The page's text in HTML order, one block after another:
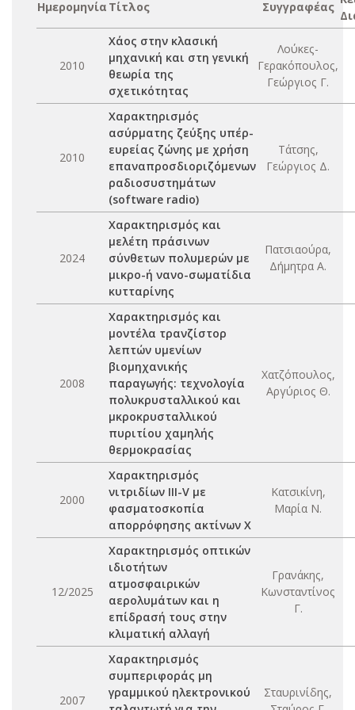
Ημερομηνία Τίτλος Συγγραφέας
2010
Χάος στην κλασική
μηχανική και στη γενική
θεωρία της
σχετικότητας
Λούκες-
Γερακόπουλος,
Γεώργιος Γ.
2010
Χαρακτηρισμός
ασύρματης ζεύξης υπέρ-
ευρείας ζώνης με χρήση
επαναπροσδιοριζόμενων
ραδιοσυστημάτων
(software radio)
Τάτσης,
Γεώργιος Δ.
2024
Χαρακτηρισμός και
μελέτη πράσινων
σύνθετων πολυμερών με
μικρο-ή νανο-σωματίδια
κυτταρίνης
Πατσιαούρα,
Δήμητρα Α.
2008
Χαρακτηρισμός και
μοντέλα τρανζίστορ
λεπτών υμενίων
βιομηχανικής
παραγωγής: τεχνολογία
πολυκρυσταλλικού και
μκροκρυσταλλικού
πυριτίου χαμηλής
θερμοκρασίας
Χατζόπουλος,
Αργύριος Θ.
2000
Χαρακτηρισμός
νιτριδίων III-V με
φασματοσκοπία
απορρόφησης ακτίνων Χ
Κατσικίνη,
Μαρία Ν.
12/2025
Χαρακτηρισμός οπτικών
ιδιοτήτων
ατμοσφαιρικών
αερολυμάτων και η
επίδρασή τους στην
κλιματική αλλαγή
Γρανάκης,
Κωνσταντίνος
Γ.
2007
Χαρακτηρισμός
συμπεριφοράς μη
γραμμικού ηλεκτρονικού
Σταυρινίδης,